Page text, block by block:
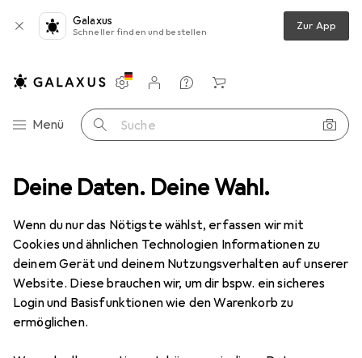
Deine Daten. Deine Wahl.
Wenn du nur das Nötigste wählst, erfassen wir mit
Cookies und ähnlichen Technologien Informationen zu
deinem Gerät und deinem Nutzungsverhalten auf unserer
Website. Diese brauchen wir, um dir bspw. ein sicheres
Login und Basisfunktionen wie den Warenkorb zu
ermöglichen.
Galaxus
Schneller finden und bestellen Zur App
Navigation nach Kategorien
Menü Suche
Einstellungen
Kundenkonto
Vergleichslisten
Merklisten
Warenkorb
+ Video Geräte Schutzfolie Dipos Displayschutz Anti-Shock
7 Bilder
DiposDisplayschutz Anti-Shock
EUR
19,49